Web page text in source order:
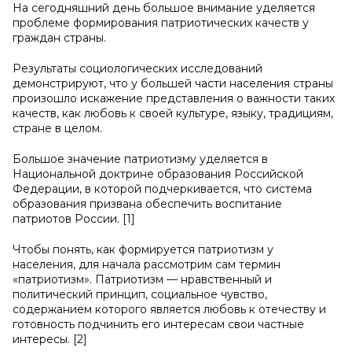
На сегодняшний день большое внимание уделяется
проблеме формирования патриотических качеств у
граждан страны.
Результаты социологических исследований
демонстрируют, что у большей части населения страны
произошло искажение представления о важности таких
качеств, как любовь к своей культуре, языку, традициям,
стране в целом.
Большое значение патриотизму уделяется в
Национальной доктрине образования Российской
Федерации, в которой подчеркивается, что система
образования призвана обеспечить воспитание
патриотов России. [1]
Чтобы понять, как формируется патриотизм у
населения, для начала рассмотрим сам термин
«патриотизм». Патриотизм — нравственный и
политический принцип, социальное чувство,
содержанием которого является любовь к отечеству и
готовность подчинить его интересам свои частные
интересы. [2]